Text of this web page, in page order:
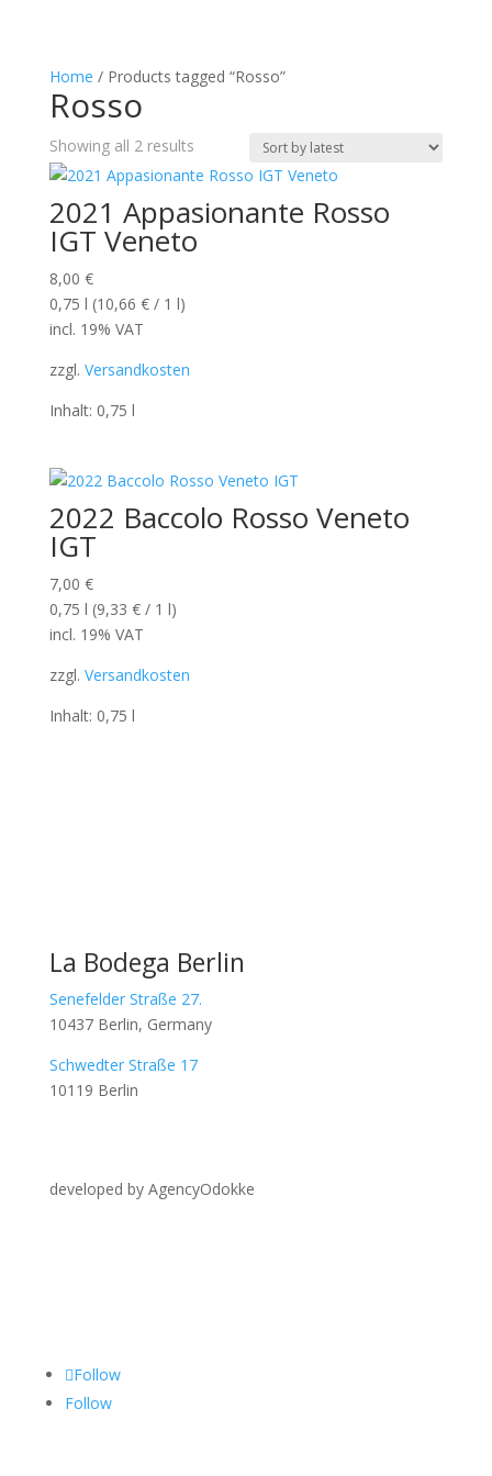
Home / Products tagged “Rosso”
Rosso
Showing all 2 resultsSorted
by
2021 Appasionante Rosso
IGT Veneto
8,00 €
0,75 l (10,66 €/ 1 l)
incl. 19% VAT
zzgl. Versandkosten
Inhalt: 0,75 l
2022 Baccolo Rosso Veneto
IGT
7,00 €
0,75 l (9,33 €/ 1 l)
incl. 19% VAT
zzgl. Versandkosten
Inhalt: 0,75 l
La Bodega Berlin
Senefelder Straße 27.
10437 Berlin, Germany
Schwedter Straße 17
10119 Berlin
developed by AgencyOdokke
Follow
Follow